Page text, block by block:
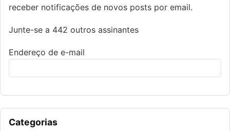
receber notificações de novos posts por email.
Junte-se a 442 outros assinantes
Endereço de e-mail
Categorias